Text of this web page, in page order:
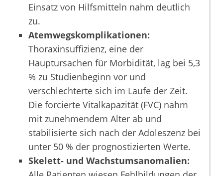
Einsatz von Hilfsmitteln nahm deutlich
zu.
Atemwegskomplikationen:
Thoraxinsuffizienz, eine der
Hauptursachen für Morbidität, lag bei 5,3
% zu Studienbeginn vor und
verschlechterte sich im Laufe der Zeit.
Die forcierte Vitalkapazität (FVC) nahm
mit zunehmendem Alter ab und
stabilisierte sich nach der Adoleszenz bei
unter 50 % der prognostizierten Werte.
Skelett- und Wachstumsanomalien: